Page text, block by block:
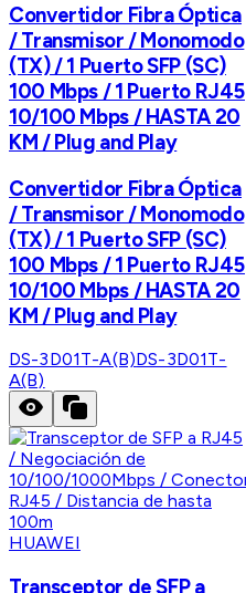
Convertidor Fibra Óptica
/ Transmisor / Monomodo
(TX) / 1 Puerto SFP (SC)
100 Mbps / 1 Puerto RJ45
10/100 Mbps / HASTA 20
KM / Plug and Play
Convertidor Fibra Óptica
/ Transmisor / Monomodo
(TX) / 1 Puerto SFP (SC)
100 Mbps / 1 Puerto RJ45
10/100 Mbps / HASTA 20
KM / Plug and Play
DS-3D01T-A(B)DS-3D01T-
A(B)
HUAWEI
Transceptor de SFP a